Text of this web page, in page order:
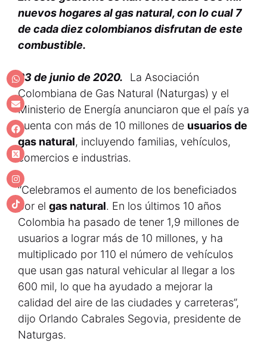
nuevos hogares al gas natural, con lo cual 7
de cada diez colombianos disfrutan de este
combustible.
23 de junio de 2020.
La Asociación
Colombiana de Gas Natural (Naturgas) y el
Ministerio de Energía anunciaron que el país ya
cuenta con más de 10 millones de usuarios de
gas natural, incluyendo familias, vehículos,
comercios e industrias.
“Celebramos el aumento de los beneficiados
por el gas natural. En los últimos 10 años
Colombia ha pasado de tener 1,9 millones de
usuarios a lograr más de 10 millones, y ha
multiplicado por 110 el número de vehículos
que usan gas natural vehicular al llegar a los
600 mil, lo que ha ayudado a mejorar la
calidad del aire de las ciudades y carreteras”,
dijo Orlando Cabrales Segovia, presidente de
Naturgas.